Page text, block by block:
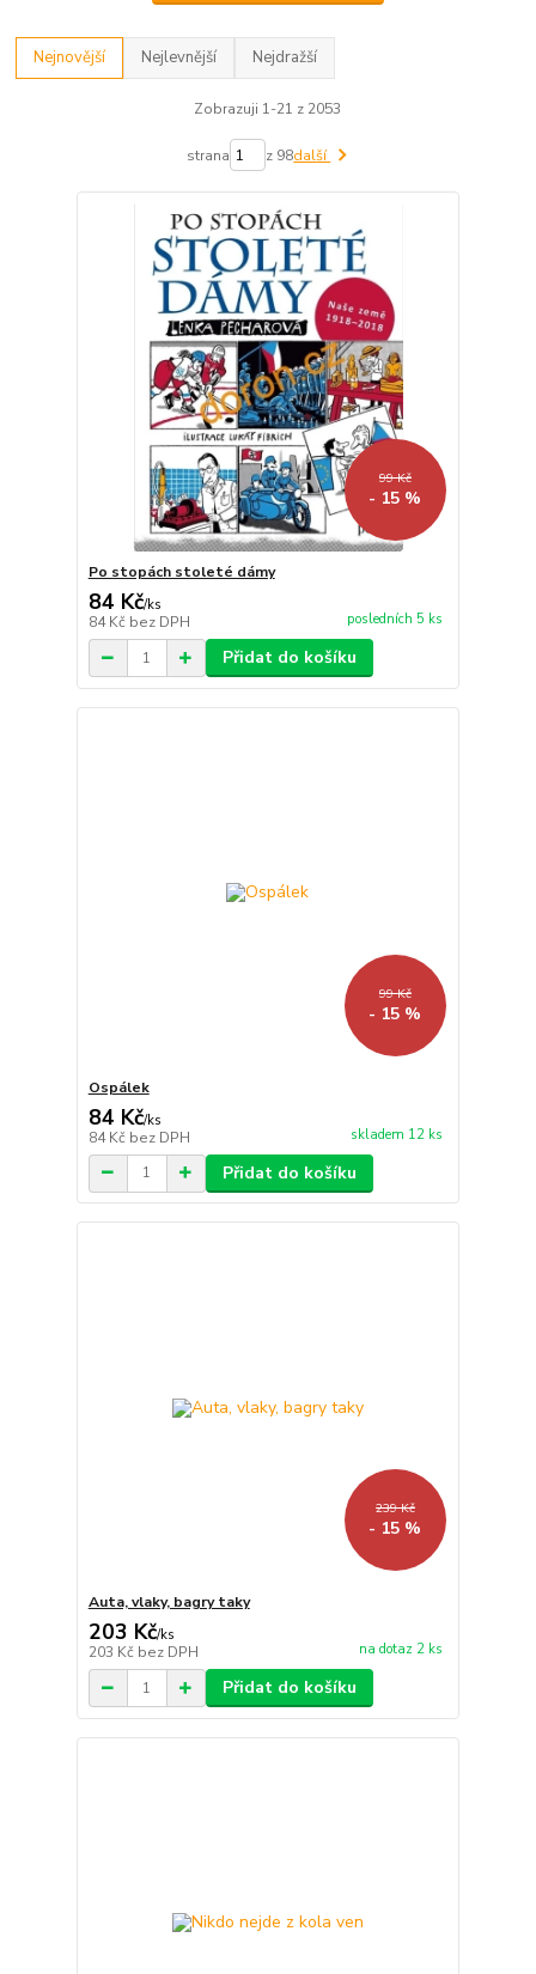
Nejnovější Nejlevnější Nejdražší
Zobrazuji 1-21 z 2053
strana z 98další
99 Kč
- 15 %
Po stopách stoleté dámy
84 Kč/ks
84 Kč bez DPH posledních 5 ks
Přidat do košíku
99 Kč
- 15 %
Ospálek
84 Kč/ks
84 Kč bez DPH skladem 12 ks
Přidat do košíku
239 Kč
- 15 %
Auta, vlaky, bagry taky
203 Kč/ks
203 Kč bez DPH na dotaz 2 ks
Přidat do košíku